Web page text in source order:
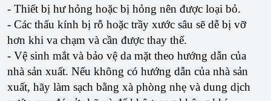
- Thiết bị hư hỏng hoặc bị hỏng nên được loại bỏ.
- Các thấu kính bị rỗ hoặc trầy xước sâu sẽ dễ bị vỡ
hơn khi va chạm và cần được thay thế.
- Vệ sinh mắt và bảo vệ da mặt theo hướng dẫn của
nhà sản xuất. Nếu không có hướng dẫn của nhà sản
xuất, hãy làm sạch bằng xà phòng nhẹ và dung dịch